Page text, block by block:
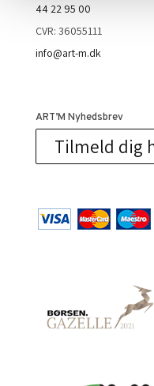
44 22 95 00
CVR: 36055111
info@art-m.dk
ART’M Nyhedsbrev
Tilmeld dig